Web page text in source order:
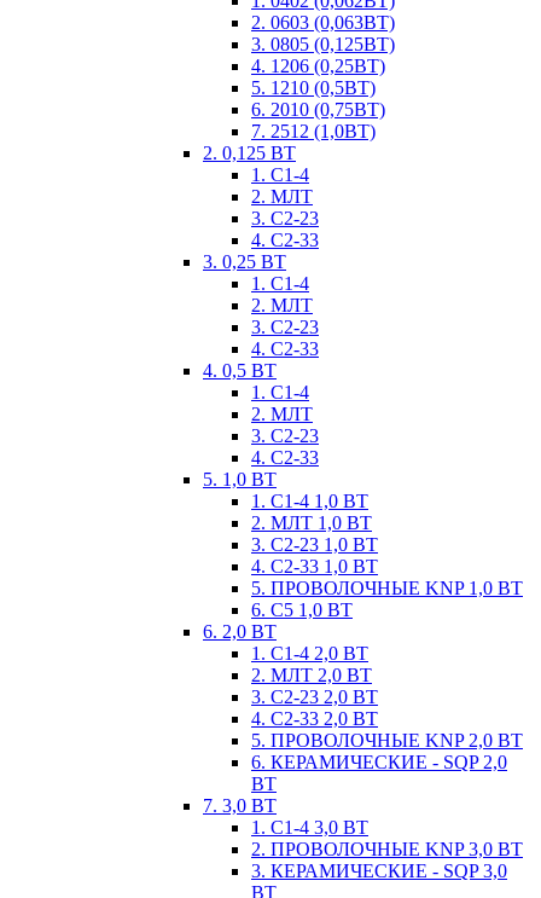
2. 0603 (0,063ВТ)
3. 0805 (0,125ВТ)
4. 1206 (0,25ВТ)
5. 1210 (0,5ВТ)
6. 2010 (0,75ВТ)
7. 2512 (1,0ВТ)
2. 0,125 ВТ
1. С1-4
2. МЛТ
3. С2-23
4. С2-33
3. 0,25 ВТ
1. С1-4
2. МЛТ
3. С2-23
4. С2-33
4. 0,5 ВТ
1. С1-4
2. МЛТ
3. С2-23
4. С2-33
5. 1,0 ВТ
1. С1-4 1,0 ВТ
2. МЛТ 1,0 ВТ
3. С2-23 1,0 ВТ
4. С2-33 1,0 ВТ
5. ПРОВОЛОЧНЫЕ KNP 1,0 ВТ
6. С5 1,0 ВТ
6. 2,0 ВТ
1. С1-4 2,0 ВТ
2. МЛТ 2,0 ВТ
3. С2-23 2,0 ВТ
4. С2-33 2,0 ВТ
5. ПРОВОЛОЧНЫЕ KNP 2,0 ВТ
6. КЕРАМИЧЕСКИЕ - SQP 2,0
ВТ
7. 3,0 ВТ
1. С1-4 3,0 ВТ
2. ПРОВОЛОЧНЫЕ KNP 3,0 ВТ
3. КЕРАМИЧЕСКИЕ - SQP 3,0
ВТ